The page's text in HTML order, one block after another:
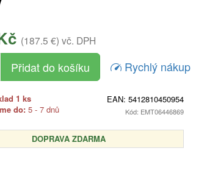
(187.5 €) vč. DPH
Rychlý nákup
1 ks
do:5 - 7 dnů
EAN: 5412810450954
Kód: EMT06446869
DOPRAVA ZDARMA